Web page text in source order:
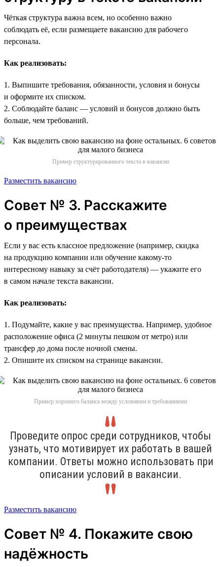
Чёткая структура важна всем, но особенно важно
соблюдать её, если размещаете вакансию для рабочего
персонала.
Как реализовать:
1. Выпишите требования, обязанности, условия и бонусы
и оформите их списком.
2. Соблюдайте баланс — условий и бонусов должно быть
больше, чем требований.
Пример структурированного текста в вакансии
Разместить вакансию
Совет № 3. Расскажите
о преимуществах
Если у вас есть классное предложение (например, скидка
на продукцию компании или обучение какому-то
интересному навыку за счёт работодателя) — укажите его
в самом начале текста вакансии.
Как реализовать:
1. Подумайте, какие у вас преимущества. Например, удобное
расположение офиса (2 минуты пешком от метро) или
трансфер до дома после ночной смены.
2. Опишите их списком на странице вакансии.
Пример хорошего баланса между условиями и требованиями
Проведите опрос среди сотрудников, чтобы
узнать, что мотивирует их работать в вашей
компании. Ответы можно использовать при
описании условий в вакансии.
Разместить вакансию
Совет № 4. Покажите свою
надёжность